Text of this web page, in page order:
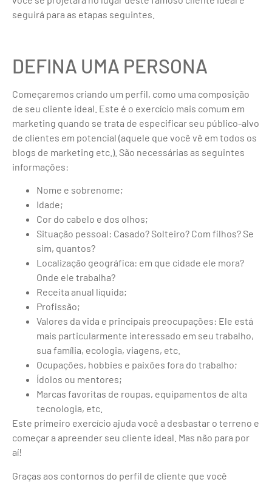
seguirá para as etapas seguintes.
DEFINA UMA PERSONA
Começaremos criando um perfil, como uma composição
de seu cliente ideal. Este é o exercício mais comum em
marketing quando se trata de especificar seu público-alvo
de clientes em potencial (aquele que você vê em todos os
blogs de marketing etc.). São necessárias as seguintes
informações:
Nome e sobrenome;
Idade;
Cor do cabelo e dos olhos;
Situação pessoal: Casado? Solteiro? Com filhos? Se
sim, quantos?
Localização geográfica: em que cidade ele mora?
Onde ele trabalha?
Receita anual líquida;
Profissão;
Valores da vida e principais preocupações: Ele está
mais particularmente interessado em seu trabalho,
sua família, ecologia, viagens, etc.
Ocupações, hobbies e paixões fora do trabalho;
Ídolos ou mentores;
Marcas favoritas de roupas, equipamentos de alta
tecnologia, etc.
Este primeiro exercício ajuda você a desbastar o terreno e
começar a apreender seu cliente ideal. Mas não para por
aí!
Graças aos contornos do perfil de cliente que você